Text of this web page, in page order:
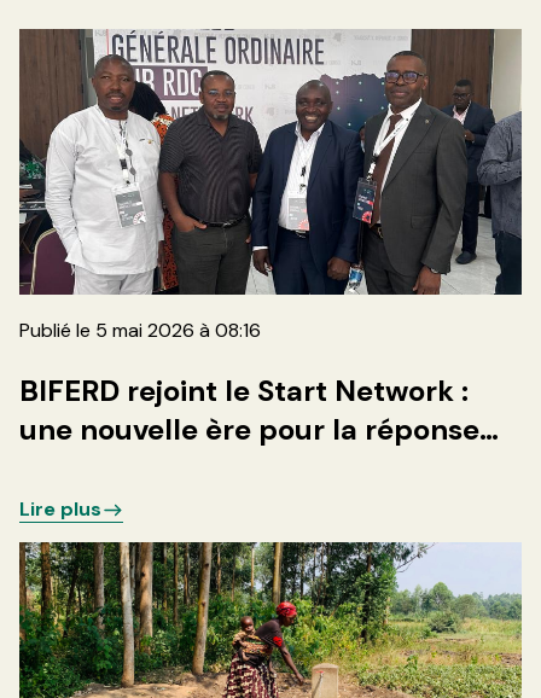
Publié le 5 mai 2026 à 08:16
BIFERD rejoint le Start Network :
une nouvelle ère pour la réponse
Lire plus